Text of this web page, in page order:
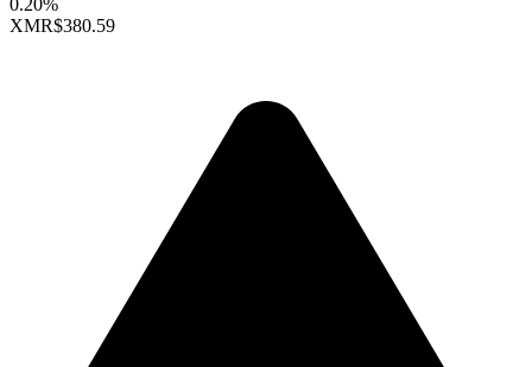
0.20%
XMR$380.59